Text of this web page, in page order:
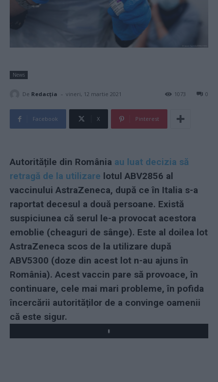
News
De Redacţia - vineri, 12 martie 2021 0
1073
Facebook X Pinterest
Autoritățile din România au luat decizia să
retragă de la utilizare lotul ABV2856 al
vaccinului AstraZeneca, după ce în Italia s-a
raportat decesul a două persoane. Există
suspiciunea că serul le-a provocat acestora
emoblie (cheaguri de sânge). Este al doilea lot
AstraZeneca scos de la utilizare după
ABV5300 (doze din acest lot n-au ajuns în
România). Acest vaccin pare să provoace, în
continuare, cele mai mari probleme, în pofida
încercării autorităților de a convinge oamenii
că este sigur.
Play